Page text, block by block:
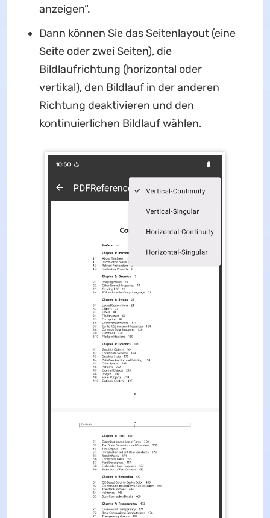
anzeigen“.
Dann können Sie das Seitenlayout (eine
Seite oder zwei Seiten), die
Bildlaufrichtung (horizontal oder
vertikal), den Bildlauf in der anderen
Richtung deaktivieren und den
kontinuierlichen Bildlauf wählen.